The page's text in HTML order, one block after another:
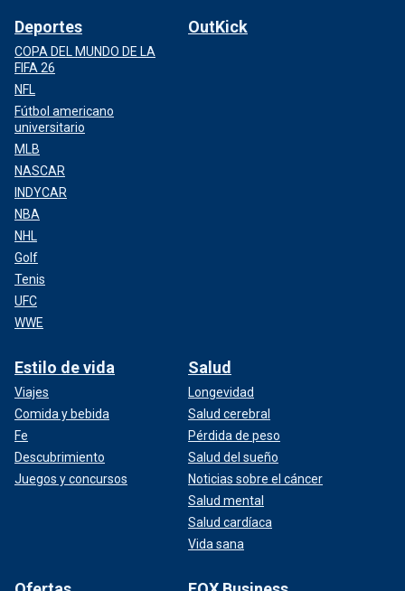
Deportes
COPA DEL MUNDO DE LA
FIFA 26
NFL
Fútbol americano
universitario
MLB
NASCAR
INDYCAR
NBA
NHL
Golf
Tenis
UFC
WWE
OutKick
Estilo de vida
Viajes
Comida y bebida
Fe
Descubrimiento
Juegos y concursos
Salud
Longevidad
Salud cerebral
Pérdida de peso
Salud del sueño
Noticias sobre el cáncer
Salud mental
Salud cardíaca
Vida sana